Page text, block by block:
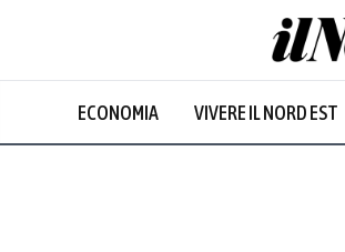
ECONOMIA VIVERE IL NORD EST